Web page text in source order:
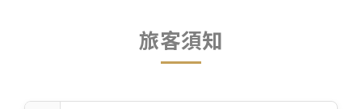
旅客須知